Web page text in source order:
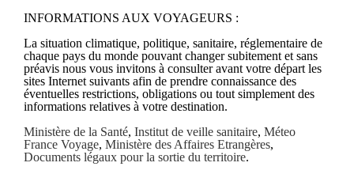
INFORMATIONS AUX VOYAGEURS :
La situation climatique, politique, sanitaire, réglementaire de
chaque pays du monde pouvant changer subitement et sans
préavis nous vous invitons à consulter avant votre départ les
sites Internet suivants afin de prendre connaissance des
éventuelles restrictions, obligations ou tout simplement des
informations relatives à votre destination.
Ministère de la Santé, Institut de veille sanitaire, Méteo
France Voyage, Ministère des Affaires Etrangères,
Documents légaux pour la sortie du territoire.